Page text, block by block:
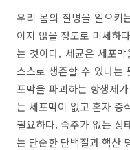
우리 몸의 질병을 일으키
이지 않을 정도로 미세하
는 것이다. 세균은 세포
스스로 생존할 수 있다는
포막을 파괴하는 항생제
는 세포막이 없고 혼자 증
필요하다. 숙주가 없는 상
는 단순한 단백질과 핵산